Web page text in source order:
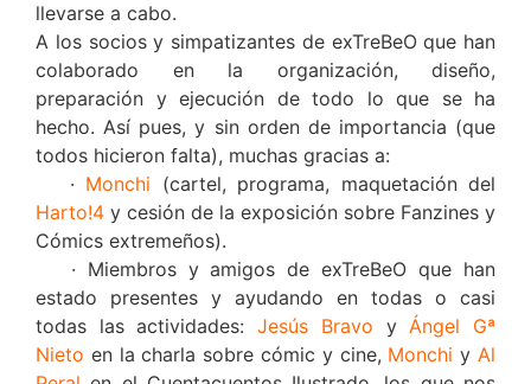
llevarse a cabo.
A los socios y simpatizantes de exTreBeO que han
colaborado en la organización, diseño,
preparación y ejecución de todo lo que se ha
hecho. Así pues, y sin orden de importancia (que
todos hicieron falta), muchas gracias a:
· Monchi (cartel, programa, maquetación del
Harto!4 y cesión de la exposición sobre Fanzines y
Cómics extremeños).
· Miembros y amigos de exTreBeO que han
estado presentes y ayudando en todas o casi
todas las actividades:Jesús Bravo yÁngel Gª
Nieto en la charla sobre cómic y cine, Monchi yAl